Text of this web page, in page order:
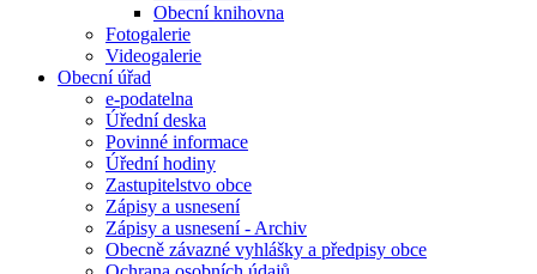
Obecní knihovna
Fotogalerie
Videogalerie
Obecní úřad
e-podatelna
Úřední deska
Povinné informace
Úřední hodiny
Zastupitelstvo obce
Zápisy a usnesení
Zápisy a usnesení - Archiv
Obecně závazné vyhlášky a předpisy obce